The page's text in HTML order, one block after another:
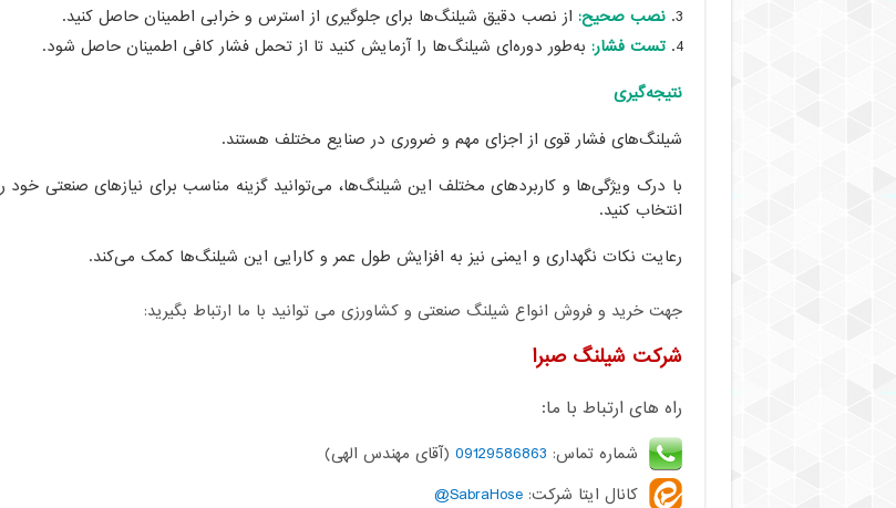
نصب صحیح: از نصب دقیق شیلنگ‌ها برای جلوگیری از استرس و خرابی اطمینان حاصل کنید.
تست فشار: به‌طور دوره‌ای شیلنگ‌ها را آزمایش کنید تا از تحمل فشار کافی اطمینان حاصل شود.
نتیجه‌گیری
شیلنگ‌های فشار قوی از اجزای مهم و ضروری در صنایع مختلف هستند.
با درک ویژگی‌ها و کاربردهای مختلف این شیلنگ‌ها، می‌توانید گزینه مناسب برای نیازهای صنعتی خود
انتخاب کنید.
رعایت نکات نگهداری و ایمنی نیز به افزایش طول عمر و کارایی این شیلنگ‌ها کمک می‌کند.
جهت خرید و فروش انواع شیلنگ صنعتی و کشاورزی می توانید با ما ارتباط بگیرید:
شرکت شیلنگ صبرا
راه های ارتباط با ما:
شماره تماس: 09129586863 (آقای مهندس الهی)
کانال ایتا شرکت:SabraHose@